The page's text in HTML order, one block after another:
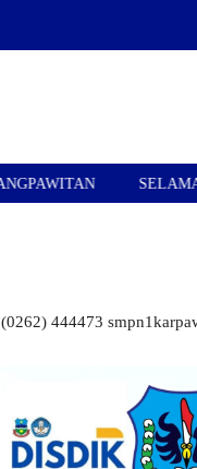
SELAMAT DATANG DI
(0262) 444473